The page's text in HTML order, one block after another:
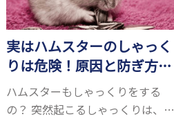
実はハムスターのしゃっく
りは危険！原因と防ぎ方、
病気の可能性とは？
ハムスターもしゃっくりをする
の？ 突然起こるしゃっくりは、お